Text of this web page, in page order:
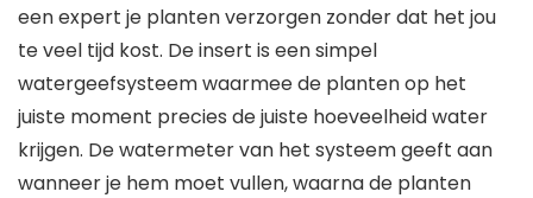
een expert je planten verzorgen zonder dat het jou
te veel tijd kost. De insert is een simpel
watergeefsysteem waarmee de planten op het
juiste moment precies de juiste hoeveelheid water
krijgen. De watermeter van het systeem geeft aan
wanneer je hem moet vullen, waarna de planten